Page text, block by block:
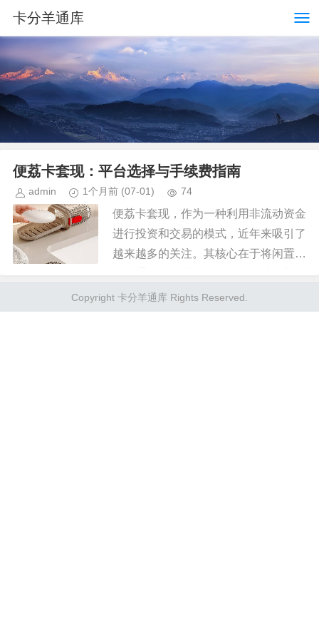
卡分羊通库
便荔卡套现：平台选择与手续费指南
admin 1个月前 (07-01) 74
便荔卡套现，作为一种利用非流动资金
进行投资和交易的模式，近年来吸引了
越来越多的关注。其核心在于将闲置的
收益。但“便荔卡套现手续费 平台有哪
些”这个问题，远比单纯的平台...
Copyright 卡分羊通库 Rights Reserved.